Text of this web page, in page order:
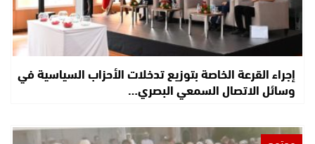
إجراء القرعة الخاصة بتوزيع تدخلات الأحزاب السياسية في
وسائل الاتصال السمعي البصري…